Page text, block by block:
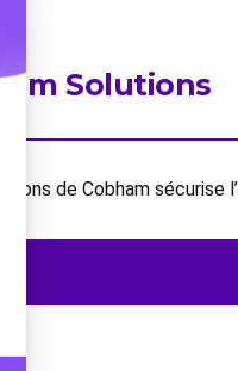
Solutions
de Cobham sécurise